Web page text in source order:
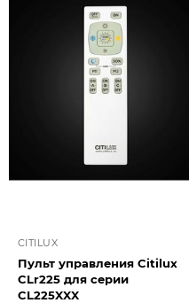
CITILUX
Пульт управления Citilux
CLr225 для серии
CL225XXX